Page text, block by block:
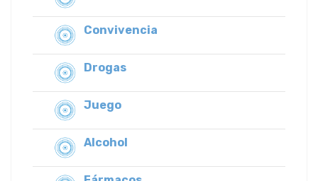
Convivencia
Drogas
Juego
Alcohol